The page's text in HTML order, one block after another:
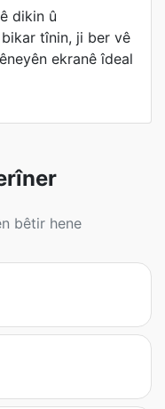
dikin û
tînin, ji ber vê
ekranê îdeal
bêtir hene